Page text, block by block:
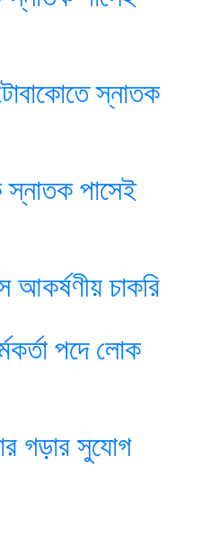
স্নাতক
স্নাতক পাসেই
আকর্ষণীয় চাকরি
পদে লোক
গড়ার সুযোগ